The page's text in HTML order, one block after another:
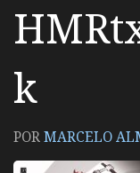
k
PORMARCELO